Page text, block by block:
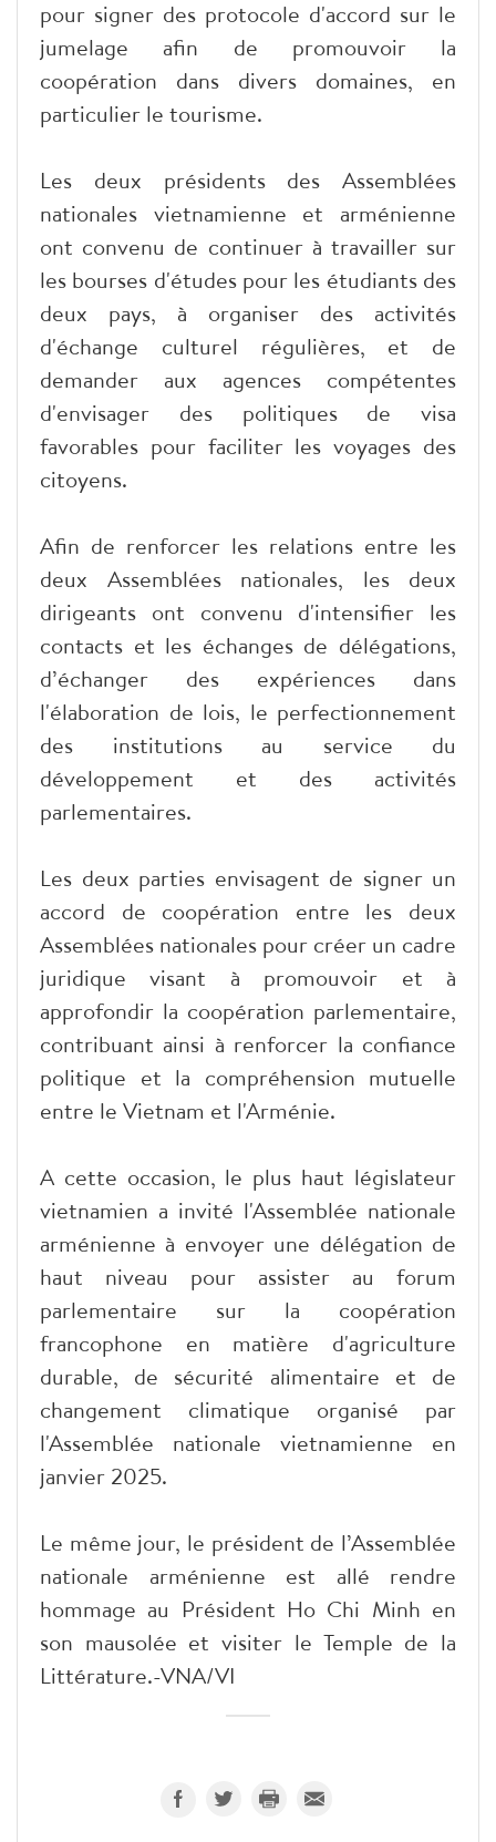
pour signer des protocole d'accord sur le
jumelage afin de promouvoir la
coopération dans divers domaines, en
particulier le tourisme.
Les deux présidents des Assemblées
nationales vietnamienne et arménienne
ont convenu de continuer à travailler sur
les bourses d'études pour les étudiants des
deux pays, à organiser des activités
d'échange culturel régulières, et de
demander aux agences compétentes
d'envisager des politiques de visa
favorables pour faciliter les voyages des
citoyens.
Afin de renforcer les relations entre les
deux Assemblées nationales, les deux
dirigeants ont convenu d'intensifier les
contacts et les échanges de délégations,
d’échanger des expériences dans
l'élaboration de lois, le perfectionnement
des institutions au service du
développement et des activités
parlementaires.
Les deux parties envisagent de signer un
accord de coopération entre les deux
Assemblées nationales pour créer un cadre
juridique visant à promouvoir et à
approfondir la coopération parlementaire,
contribuant ainsi à renforcer la confiance
politique et la compréhension mutuelle
entre le Vietnam et l'Arménie.
A cette occasion, le plus haut législateur
vietnamien a invité l'Assemblée nationale
arménienne à envoyer une délégation de
haut niveau pour assister au forum
parlementaire sur la coopération
francophone en matière d'agriculture
durable, de sécurité alimentaire et de
changement climatique organisé par
l'Assemblée nationale vietnamienne en
janvier 2025.
Le même jour, le président de l’Assemblée
nationale arménienne est allé rendre
hommage au Président Ho Chi Minh en
son mausolée et visiter le Temple de la
Littérature.-VNA/VI